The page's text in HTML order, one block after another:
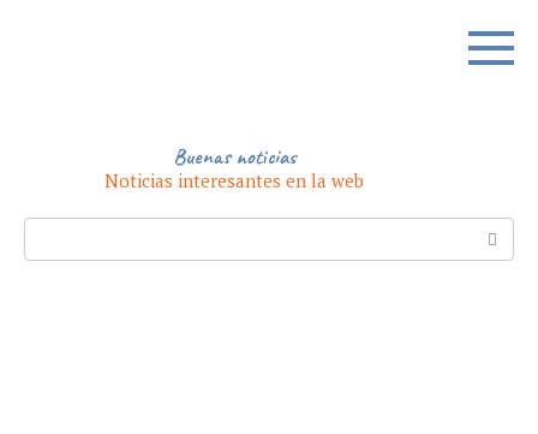
Buenas noticias
Noticias interesantes en la web